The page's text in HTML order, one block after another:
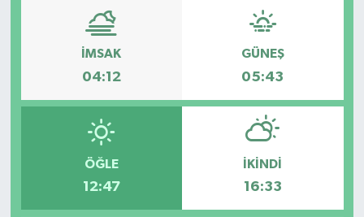
İMSAK
04:12
GÜNEŞ
05:43
ÖĞLE
12:47
İKINDI
16:33